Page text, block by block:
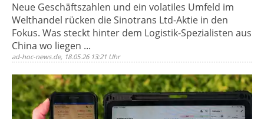
Neue Geschäftszahlen und ein volatiles Umfeld im
Welthandel rücken die Sinotrans Ltd-Aktie in den
Fokus. Was steckt hinter dem Logistik-Spezialisten aus
China wo liegen ...
ad-hoc-news.de, 18.05.26 13:21 Uhr